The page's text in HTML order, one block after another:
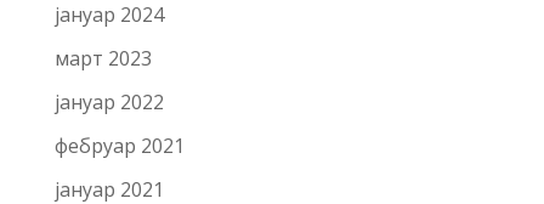
јануар 2024
март 2023
јануар 2022
фебруар 2021
јануар 2021